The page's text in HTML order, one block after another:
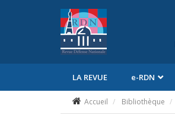
LA REVUE e-RDN
Accueil Bibliothèque